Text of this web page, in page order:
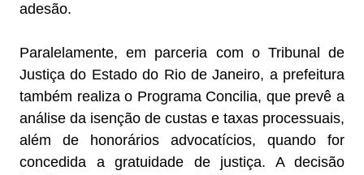
adesão.
Paralelamente, em parceria com o Tribunal de
Justiça do Estado do Rio de Janeiro, a prefeitura
também realiza o Programa Concilia, que prevê a
análise da isenção de custas e taxas processuais,
além de honorários advocatícios, quando for
concedida a gratuidade de justiça. A decisão